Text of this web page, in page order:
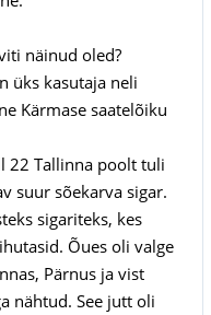
näinud oled?
üks kasutaja neli
Kärmase saatelõiku
22 Tallinna poolt tuli
suur sõekarva sigar.
sigariteks, kes
Õues oli valge
Pärnus ja vist
nähtud. See jutt oli